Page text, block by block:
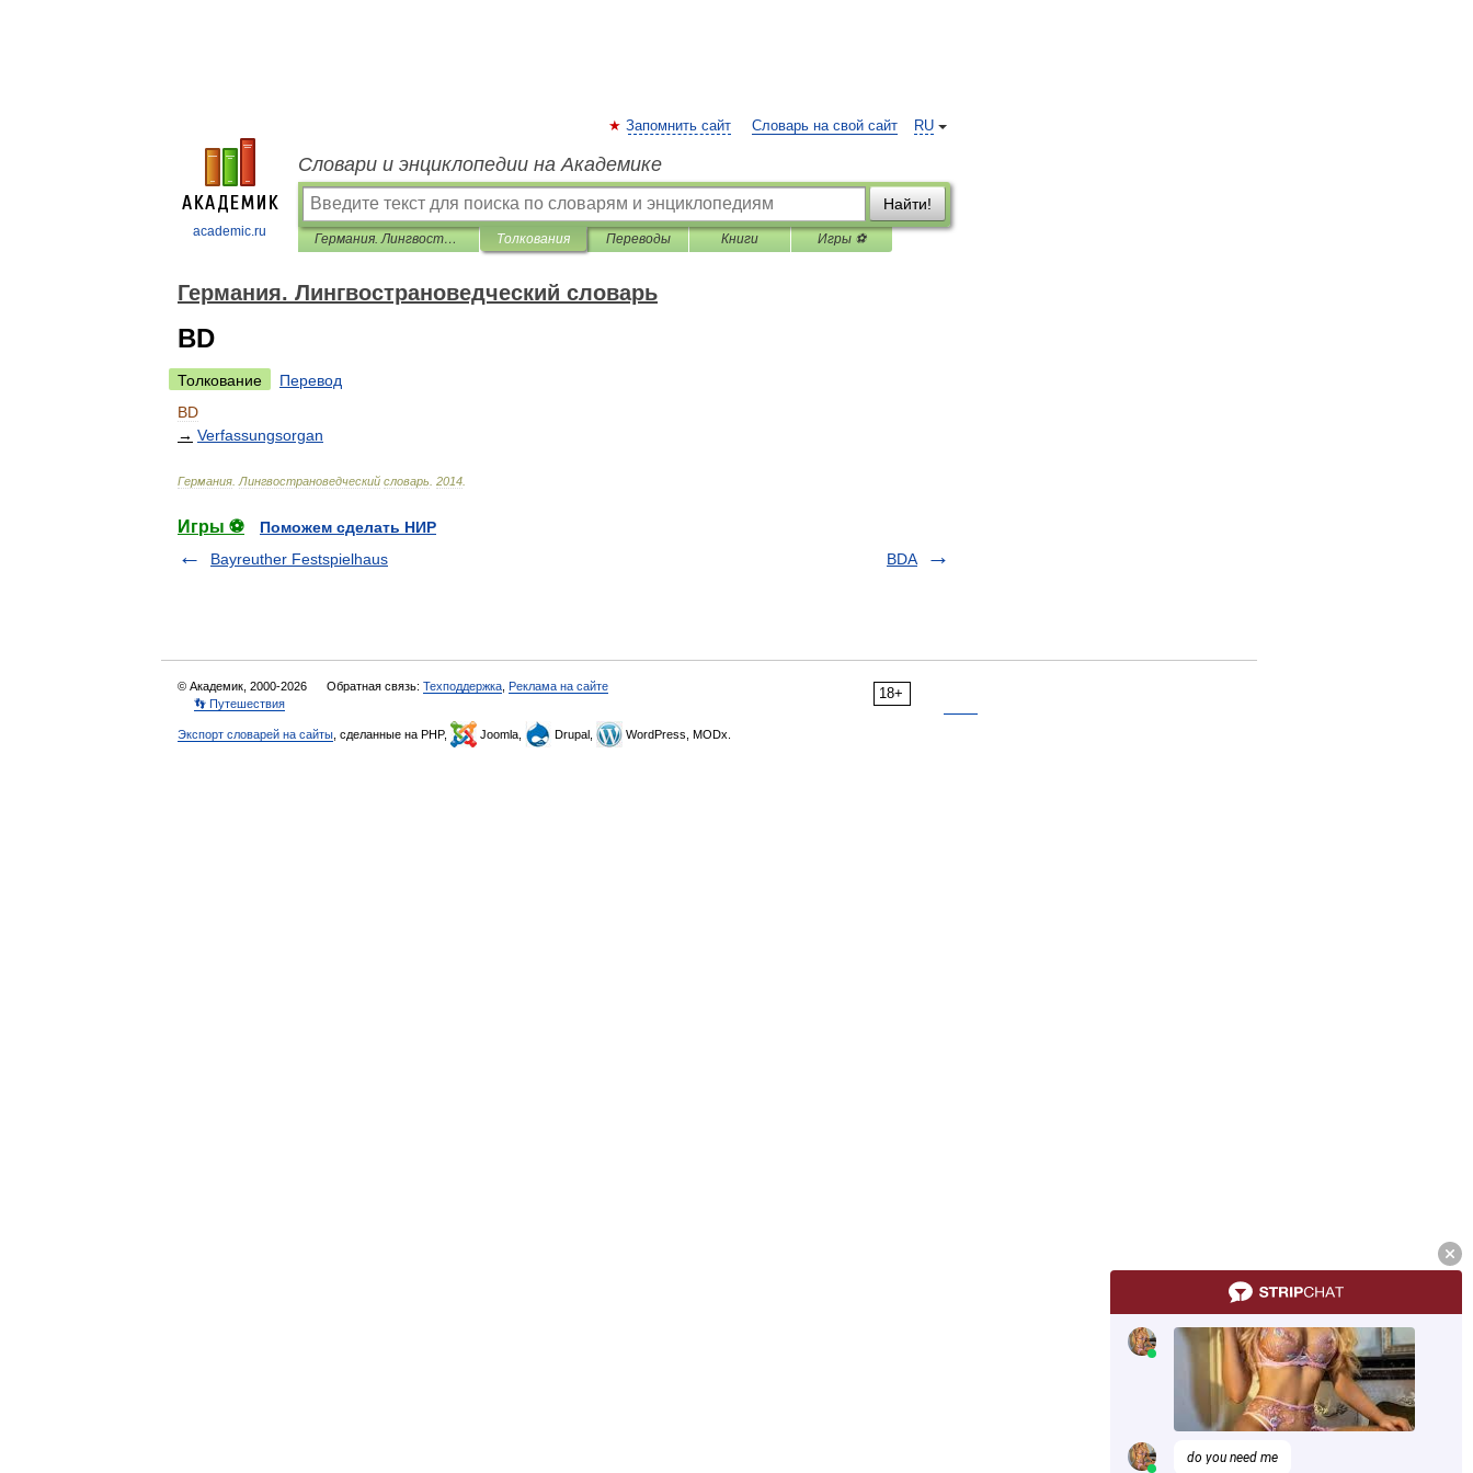
academic.ru
RU
Запомнить сайт Словарь на свой сайт
Словари и энциклопедии на Академике
Найти!
Германия. Лингвострановедческий словарь Толкования Переводы Книги Игры ⚽
Германия. Лингвострановедческий словарь
BD
Толкование
Перевод
BD
→ Verfassungsorgan
Германия Лингвострановедческий словарь 2014
Игры ⚽
Поможем сделать НИР
Bayreuther Festspielhaus
BDA
18+
© Академик, 2000-2026 Обратная связь: Техподдержка Реклама на сайте
👣 Путешествия
Экспорт словарей на сайты , сделанные на PHP, Joomla, Drupal, WordPress, MODx.